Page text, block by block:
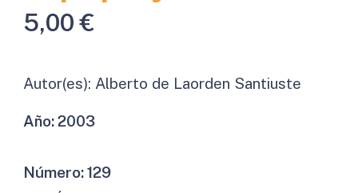
5,00€
Autor(es): Alberto de Laorden Santiuste
Año:2003
Número:129